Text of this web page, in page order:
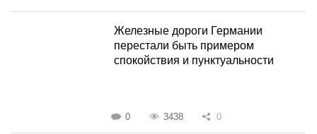
Железные дороги Германии
перестали быть примером
спокойствия и пунктуальности
0 3438 0